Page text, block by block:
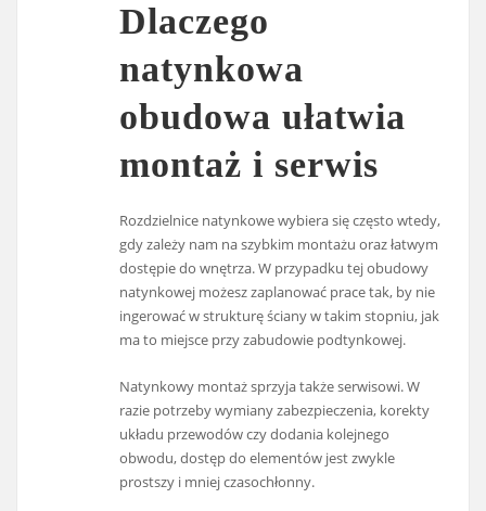
Dlaczego
natynkowa
obudowa ułatwia
montaż i serwis
Rozdzielnice natynkowe wybiera się często wtedy,
gdy zależy nam na szybkim montażu oraz łatwym
dostępie do wnętrza. W przypadku tej obudowy
natynkowej możesz zaplanować prace tak, by nie
ingerować w strukturę ściany w takim stopniu, jak
ma to miejsce przy zabudowie podtynkowej.
Natynkowy montaż sprzyja także serwisowi. W
razie potrzeby wymiany zabezpieczenia, korekty
układu przewodów czy dodania kolejnego
obwodu, dostęp do elementów jest zwykle
prostszy i mniej czasochłonny.